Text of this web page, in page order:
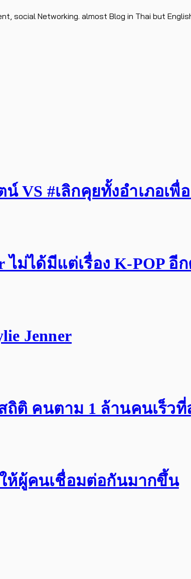
social Networking. almost Blog in Thai but
VS #เลิกคุยทั้งอำเภอเพื่
ไม่ได้มีแต่เรื่อง K-POP อี
Jenner
ถิติ คนตาม 1 ล้านคนเร็วที่
ให้ผู้คนเชื่อมต่อกันมากขึ้น